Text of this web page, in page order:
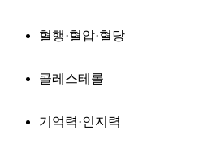
혈행·혈압·혈당
콜레스테롤
기억력·인지력